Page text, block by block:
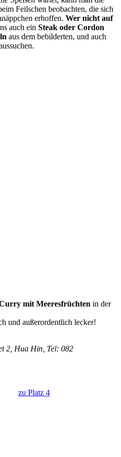
Feilschen beobachten, die sich
erhoffen. Wer nicht auf
auch ein Steak oder Cordon
aus dem bebilderten, und auch
mit Meeresfrüchten in der
und außerordentlich lecker!
2, Hua Hin, Tel: 082
zu Platz 4